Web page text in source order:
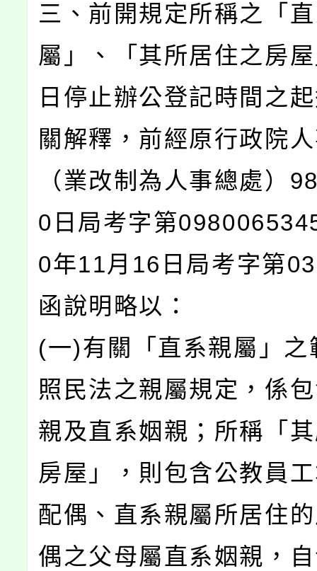
三、前開規定所稱之「
屬」、「其所居住之房
日停止辦公登記時間之
關解釋，前經原行政院
（業改制為人事總處）
0日局考字第
0年11月16日局考字第
函說明略以：
(一)有關「直系親屬」之
照民法之親屬規定，係
親及直系姻親；所稱「
房屋」，則包含公教員
配偶、直系親屬所居住
偶之父母屬直系姻親，